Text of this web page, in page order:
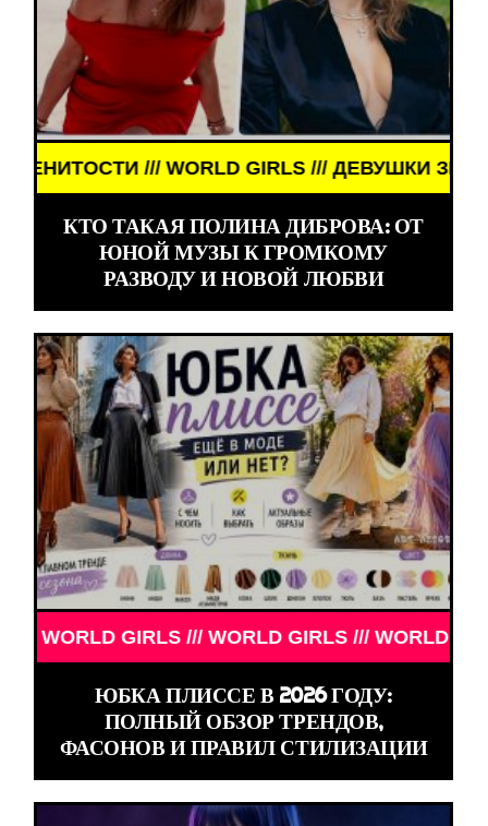
/// ДЕВУШКИ ЗНАМЕНИТОСТИ /// WORLD
КТО ТАКАЯ ПОЛИНА ДИБРОВА: ОТ
ЮНОЙ МУЗЫ К ГРОМКОМУ
РАЗВОДУ И НОВОЙ ЛЮБВИ
/// WORLD GIRLS /// WORLD GIRLS ///
ЮБКА ПЛИССЕ В 2026 ГОДУ:
ПОЛНЫЙ ОБЗОР ТРЕНДОВ,
ФАСОНОВ И ПРАВИЛ СТИЛИЗАЦИИ